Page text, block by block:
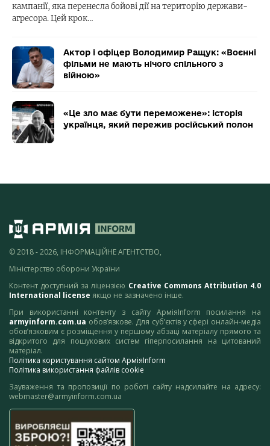
кампанії, яка перенесла бойові дії на територію держави-
агресора. Цей крок…
Актор і офіцер Володимир Ращук: «Воєнні
фільми не мають нічого спільного з
війною»
«Це зло має бути переможене»: історія
українця, який пережив російський полон
© 2018 - 2026, ІНФОРМАЦІЙНЕ АГЕНТСТВО,
Міністерство оборони України
Контент доступний за ліцензією Creative Commons Attribution 4.0
International license якщо не зазначено інше.
При використанні контенту з сайту АрміяInform посилання на
armyinform.com.ua обов’язкове. Для суб’єктів у сфері онлайн-медіа
обов’язковим є розміщення у першому абзаці матеріалу прямого та
відкритого для пошукових систем гіперпосилання на цитований
матеріал.
Політика користування сайтом АрміяInform
Політика використання файлів cookie
Зауваження та пропозиції по роботі сайту надсилайте на адресу:
webmaster@armyinform.com.ua